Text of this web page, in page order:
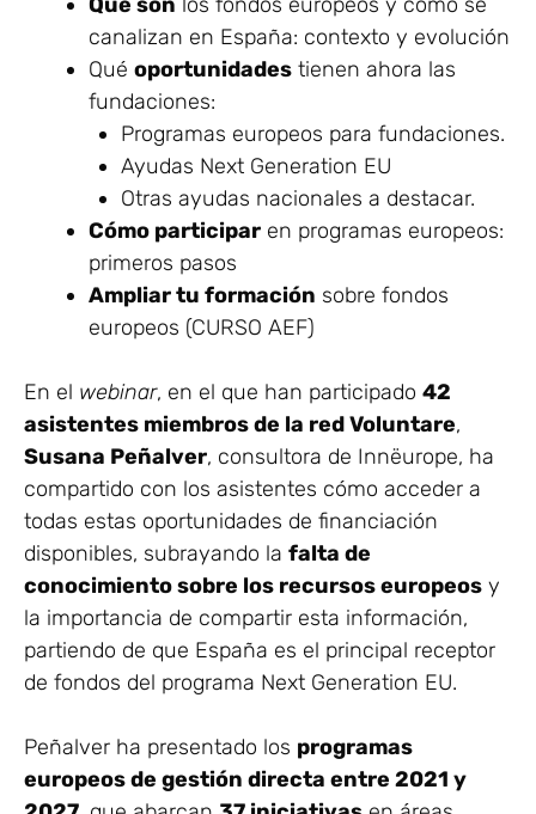
Qué son los fondos europeos y cómo se
canalizan en España: contexto y evolución
Qué oportunidades tienen ahora las
fundaciones:
Programas europeos para fundaciones.
Ayudas Next Generation EU
Otras ayudas nacionales a destacar.
Cómo participar en programas europeos:
primeros pasos
Ampliar tu formación sobre fondos
europeos (CURSO AEF)
En el webinar, en el que han participado 42
asistentes miembros de la red Voluntare,
Susana Peñalver, consultora de Innëurope, ha
compartido con los asistentes cómo acceder a
todas estas oportunidades de financiación
disponibles, subrayando la falta de
conocimiento sobre los recursos europeos y
la importancia de compartir esta información,
partiendo de que España es el principal receptor
de fondos del programa Next Generation EU.
Peñalver ha presentado los programas
europeos de gestión directa entre 2021 y